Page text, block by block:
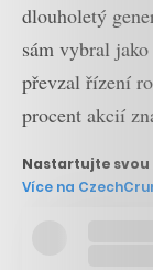
dlouholetý
sám vybral
převzal řízení
procent akcií
Nastartujte svou
Více na